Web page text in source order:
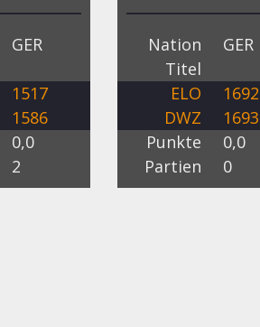
GER
1517
1586
0,0
2
Nation
GER
Titel
ELO
1692
DWZ
1693
Punkte
0,0
Partien
0